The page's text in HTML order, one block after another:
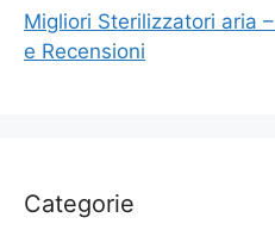
Migliori Sterilizzatori aria
e Recensioni
Categorie